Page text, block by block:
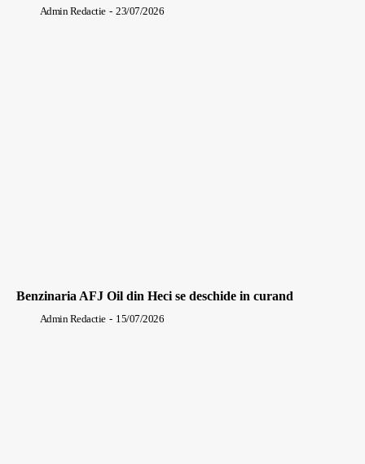
Admin Redactie - 23/07/2026
Benzinaria AFJ Oil din Heci se deschide in curand
Admin Redactie - 15/07/2026